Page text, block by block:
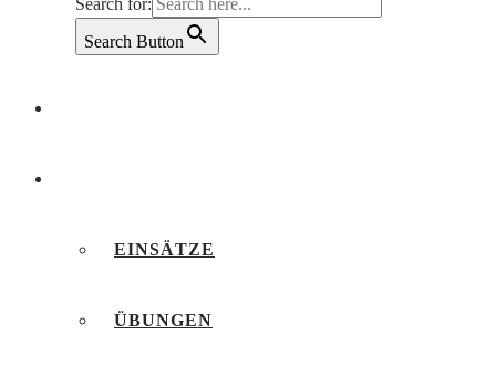
Search for:
Search Button
EINSÄTZE
ÜBUNGEN